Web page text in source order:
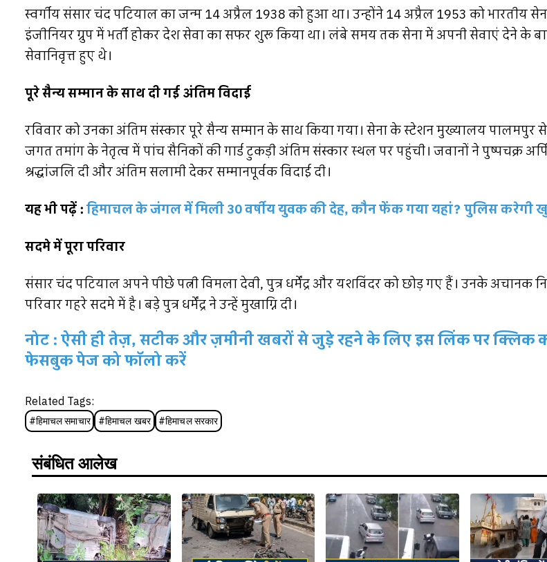
स्वर्गीय संसार चंद पटियाल का जन्म 14 अप्रैल 1938 को हुआ था। उन्होंने 14 अप्रैल 1953 को भारतीय
इंजीनियर ग्रुप में भर्ती होकर देश सेवा का सफर शुरू किया था। लंबे समय तक सेना में अपनी सेवाएं देने के
सेवानिवृत्त हुए थे।
पूरे सैन्य सम्मान के साथ दी गई अंतिम विदाई
रविवार को उनका अंतिम संस्कार पूरे सैन्य सम्मान के साथ किया गया। सेना के स्टेशन मुख्यालय पालमपुर
जगत तमांग के नेतृत्व में पांच सैनिकों की गार्ड टुकड़ी अंतिम संस्कार स्थल पर पहुंची। जवानों ने पुष्पचक्र
श्रद्धांजलि दी और अंतिम सलामी देकर सम्मानपूर्वक विदाई दी।
यह भी पढ़ें :हिमाचल के जंगल में मिली 30 वर्षीय युवक की देह, कौन फेंक गया यहां? पुलिस करेगी
सदमे में पूरा परिवार
संसार चंद पटियाल अपने पीछे पत्नी विमला देवी, पुत्र धर्मेंद्र और यशविंदर को छोड़ गए हैं। उनके अचानक
परिवार गहरे सदमे में है। बड़े पुत्र धर्मेंद्र ने उन्हें मुखाग्नि दी।
नोट : ऐसी ही तेज़, सटीक और ज़मीनी खबरों से जुड़े रहने के लिए इस लिंक पर क्लिक
फेसबुक पेज को फॉलो करें
Related Tags:
#हिमाचल समाचार #हिमाचल खबर #हिमाचल सरकार
संबंधित आलेख